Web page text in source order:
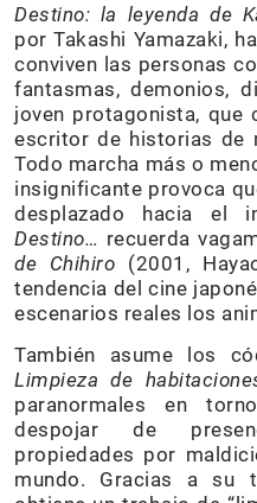
Destino: la leyenda de
por Takashi Yamazaki,
conviven las personas
fantasmas, demonios,
joven protagonista, que
escritor de historias de
Todo marcha más o
insignificante provoca
desplazado hacia el
Destino… recuerda
de Chihiro (2001,
tendencia del cine
escenarios reales los
También asume los
Limpieza de
paranormales en
despojar de
propiedades por
mundo. Gracias a su